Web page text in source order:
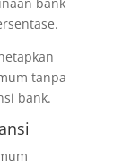
bank
tanpa
bank.